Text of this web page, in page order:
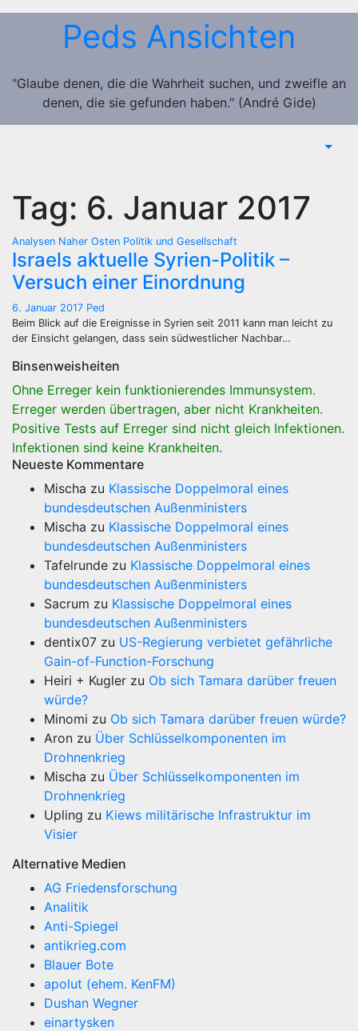
Zum
Peds Ansichten
"Glaube denen, die die Wahrheit suchen, und zweifle an
denen, die sie gefunden haben." (André Gide)
Tag: 6. Januar 2017
Analysen Naher Osten Politik und Gesellschaft
Israels aktuelle Syrien-Politik –
Versuch einer Einordnung
6. Januar 2017 Ped
Beim Blick auf die Ereignisse in Syrien seit 2011 kann man leicht zu
der Einsicht gelangen, dass sein südwestlicher Nachbar…
Binsenweisheiten
Ohne Erreger kein funktionierendes Immunsystem.
Erreger werden übertragen, aber nicht Krankheiten.
Positive Tests auf Erreger sind nicht gleich Infektionen.
Infektionen sind keine Krankheiten.
Neueste Kommentare
Mischa zu Klassische Doppelmoral eines
bundesdeutschen Außenministers
Mischa zu Klassische Doppelmoral eines
bundesdeutschen Außenministers
Tafelrunde zu Klassische Doppelmoral eines
bundesdeutschen Außenministers
Sacrum zu Klassische Doppelmoral eines
bundesdeutschen Außenministers
dentix07 zu US-Regierung verbietet gefährliche
Gain-of-Function-Forschung
Heiri + Kugler zu Ob sich Tamara darüber freuen
würde?
Minomi zu Ob sich Tamara darüber freuen würde?
Aron zu Über Schlüsselkomponenten im
Drohnenkrieg
Mischa zu Über Schlüsselkomponenten im
Drohnenkrieg
Upling zu Kiews militärische Infrastruktur im
Visier
Alternative Medien
AG Friedensforschung
Analitik
Anti-Spiegel
antikrieg.com
Blauer Bote
apolut (ehem. KenFM)
Dushan Wegner
einartysken